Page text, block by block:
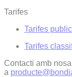
Tarifes
Tarifes
Tarifes
Contacti amb
a